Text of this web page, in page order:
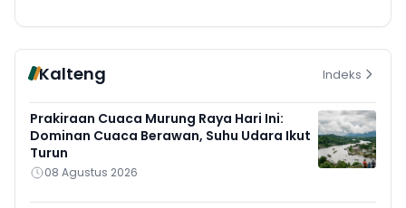
Kalteng Indeks
Prakiraan Cuaca Murung Raya Hari Ini:
Dominan Cuaca Berawan, Suhu Udara Ikut
Turun
08 Agustus 2026